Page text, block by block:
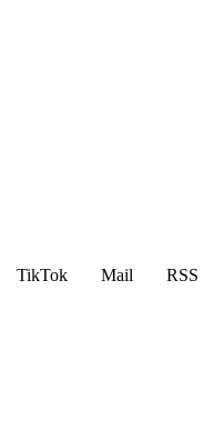
TikTok Mail
RSS